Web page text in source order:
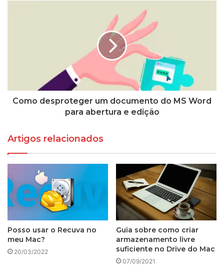
Como desproteger um documento do MS Word
para abertura e edição
Artigos relacionados
Posso usar o Recuva no
meu Mac?
20/03/2022
Guia sobre como criar
armazenamento livre
suficiente no Drive do Mac
07/09/2021